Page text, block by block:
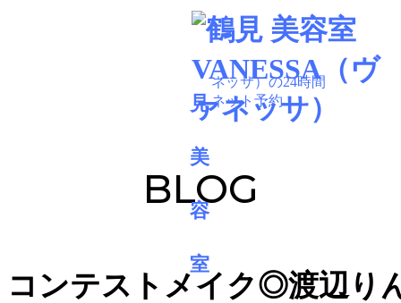
BLOG
コンテストメイク◎渡辺り